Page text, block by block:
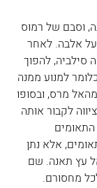
וסבם של רמוס
על אלבה. לאחר
סילביה, להפוך
למנוע ממנה
מרס, ובסופו
לקבור אותה
אלא נתן
עץ תאנה. שם
מחסורם.